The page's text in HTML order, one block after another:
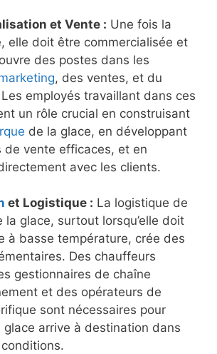
et Vente : Une fois la
elle doit être commercialisée et
des postes dans les
, des ventes, et du
employés travaillant dans ces
un rôle crucial en construisant
de la glace, en développant
de vente efficaces, et en
avec les clients.
et Logistique : La logistique de
glace, surtout lorsqu’elle doit
à basse température, crée des
Des chauffeurs
gestionnaires de chaîne
et des opérateurs de
sont nécessaires pour
glace arrive à destination dans